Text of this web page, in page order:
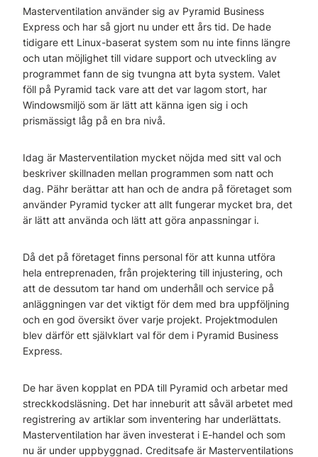
Masterventilation använder sig av Pyramid Business
Express och har så gjort nu under ett års tid. De hade
tidigare ett Linux-baserat system som nu inte finns längre
och utan möjlighet till vidare support och utveckling av
programmet fann de sig tvungna att byta system. Valet
föll på Pyramid tack vare att det var lagom stort, har
Windowsmiljö som är lätt att känna igen sig i och
prismässigt låg på en bra nivå.
Idag är Masterventilation mycket nöjda med sitt val och
beskriver skillnaden mellan programmen som natt och
dag. Pähr berättar att han och de andra på företaget som
använder Pyramid tycker att allt fungerar mycket bra, det
är lätt att använda och lätt att göra anpassningar i.
Då det på företaget finns personal för att kunna utföra
hela entreprenaden, från projektering till injustering, och
att de dessutom tar hand om underhåll och service på
anläggningen var det viktigt för dem med bra uppföljning
och en god översikt över varje projekt. Projektmodulen
blev därför ett självklart val för dem i Pyramid Business
Express.
De har även kopplat en PDA till Pyramid och arbetar med
streckkodsläsning. Det har inneburit att såväl arbetet med
registrering av artiklar som inventering har underlättats.
Masterventilation har även investerat i E-handel och som
nu är under uppbyggnad. Creditsafe är Masterventilations